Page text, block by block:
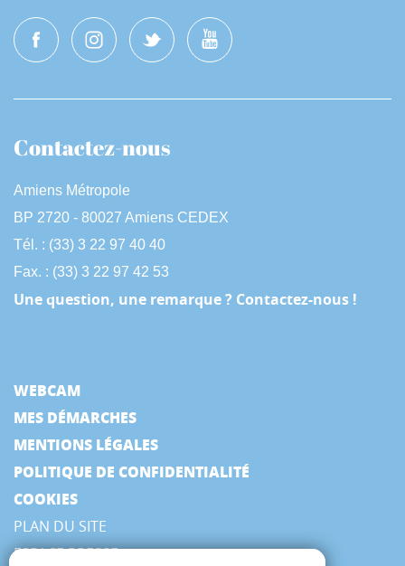
Contactez-nous
Amiens Métropole
BP 2720 - 80027 Amiens CEDEX
Tél. : (33) 3 22 97 40 40
Fax. : (33) 3 22 97 42 53
Une question, une remarque ? Contactez-nous !
WEBCAM
MES DÉMARCHES
MENTIONS LÉGALES
POLITIQUE DE CONFIDENTIALITÉ
COOKIES
PLAN DU SITE
ESPACE PRESSE